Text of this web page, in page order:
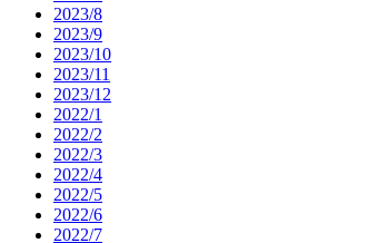
2023/8
2023/9
2023/10
2023/11
2023/12
2022/1
2022/2
2022/3
2022/4
2022/5
2022/6
2022/7